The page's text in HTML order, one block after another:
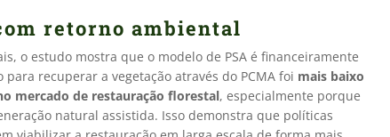
retorno ambiental
o estudo mostra que o modelo de PSA é financeiramente
recuperar a vegetação através do PCMA foi mais baixo
mercado de restauração florestal, especialmente porque
natural assistida. Isso demonstra que políticas